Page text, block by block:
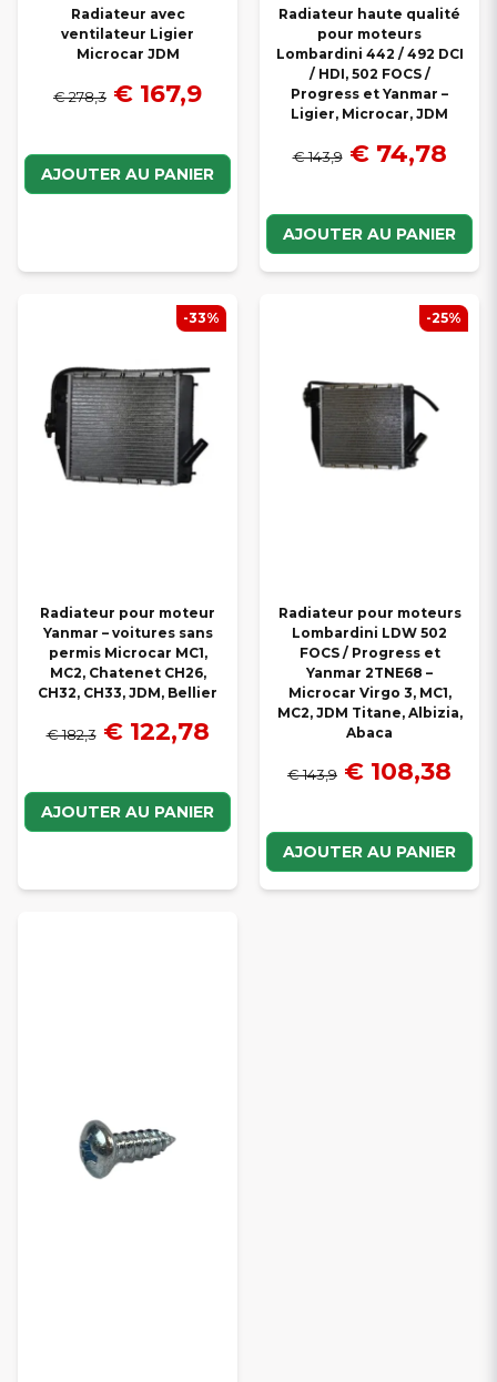
Radiateur avec
ventilateur Ligier
Microcar JDM
€ 278,3 € 167,9
AJOUTER AU PANIER
Radiateur haute qualité
pour moteurs
Lombardini 442 / 492 DCI
/ HDI, 502 FOCS /
Progress et Yanmar –
Ligier, Microcar, JDM
€ 143,9 € 74,78
AJOUTER AU PANIER
Radiateur pour moteur
Yanmar – voitures sans
permis Microcar MC1,
MC2, Chatenet CH26,
CH32, CH33, JDM, Bellier
€ 182,3 € 122,78
AJOUTER AU PANIER
-33%
Radiateur pour moteurs
Lombardini LDW 502
FOCS / Progress et
Yanmar 2TNE68 –
Microcar Virgo 3, MC1,
MC2, JDM Titane, Albizia,
Abaca
€ 143,9 € 108,38
AJOUTER AU PANIER
-25%